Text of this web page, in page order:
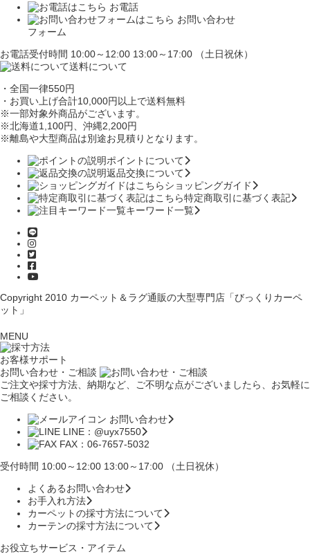
お電話
お問い合わせ
フォーム
お電話受付時間 10:00～12:00 13:00～17:00 （土日祝休）
送料について
・全国一律550円
・お買い上げ合計10,000円以上で送料無料
※一部対象外商品がございます。
※北海道1,100円 、沖縄2,200円
※離島や大型商品は別途お見積りとなります。
ポイントについて
返品交換について
ショッピングガイド
特定商取引に基づく表記
キーワード一覧
Copyright 2010 カーペット＆ラグ通販の大型専門店「びっくりカーペ
ット」
MENU
お客様サポート
お問い合わせ・ご相談
ご注文や採寸方法、納期など、ご不明な点がございましたら、お気軽に
ご相談ください。
お問い合わせ
LINE：@uyx7550
FAX：06-7657-5032
受付時間 10:00～12:00 13:00～17:00 （土日祝休）
よくあるお問い合わせ
お手入れ方法
カーペットの採寸方法について
カーテンの採寸方法について
お役立ちサービス・アイテム